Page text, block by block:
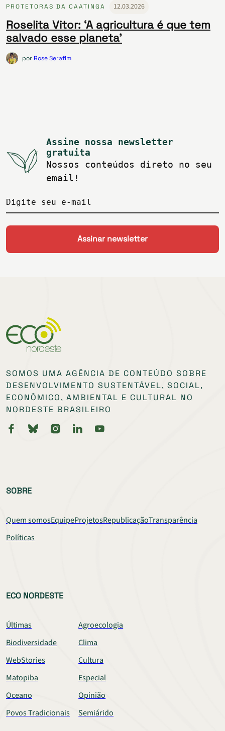
PROTETORAS DA CAATINGA 12.03.2026
Roselita Vitor: ‘A agricultura é que tem
salvado esse planeta’
por Rose Serafim
Assine nossa newsletter
gratuita
Nossos conteúdos direto no seu
email!
Digite seu e-mail
SOMOS UMA AGÊNCIA DE CONTEÚDO SOBRE
DESENVOLVIMENTO SUSTENTÁVEL, SOCIAL,
ECONÔMICO, AMBIENTAL E CULTURAL NO
NORDESTE BRASILEIRO
SOBRE
Quem somosEquipeProjetosRepublicaçãoTransparência
Políticas
ECO NORDESTE
Últimas
Agroecologia
Biodiversidade
Clima
WebStories
Cultura
Matopiba
Especial
Oceano
Opinião
Povos Tradicionais
Semiárido